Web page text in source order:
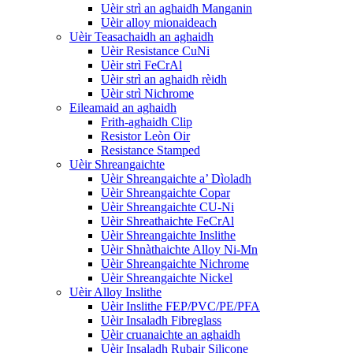
Uèir strì an aghaidh Manganin
Uèir alloy mionaideach
Uèir Teasachaidh an aghaidh
Uèir Resistance CuNi
Uèir strì FeCrAl
Uèir strì an aghaidh rèidh
Uèir strì Nichrome
Eileamaid an aghaidh
Frith-aghaidh Clip
Resistor Leòn Oir
Resistance Stamped
Uèir Shreangaichte
Uèir Shreangaichte a’ Dìoladh
Uèir Shreangaichte Copar
Uèir Shreangaichte CU-Ni
Uèir Shreathaichte FeCrAl
Uèir Shreangaichte Inslithe
Uèir Shnàthaichte Alloy Ni-Mn
Uèir Shreangaichte Nichrome
Uèir Shreangaichte Nickel
Uèir Alloy Inslithe
Uèir Inslithe FEP/PVC/PE/PFA
Uèir Insaladh Fibreglass
Uèir cruanaichte an aghaidh
Uèir Insaladh Rubair Silicone